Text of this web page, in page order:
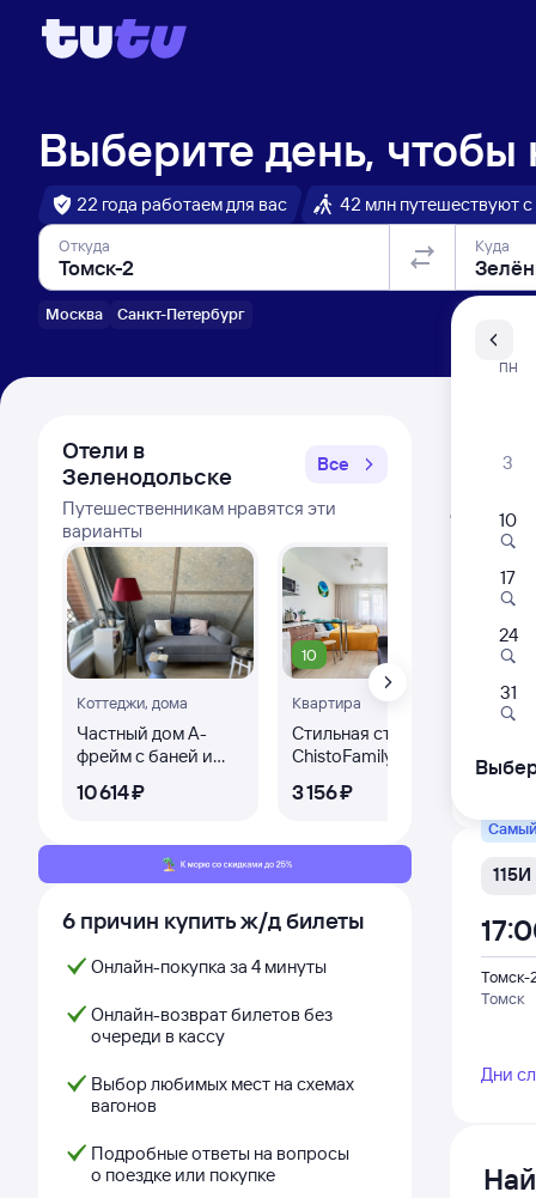
Выберите день, чтобы
22 года работаем для вас 42 млн путешествуют
Откуда
Москва Санкт-Петербург
Куда
Отели в
Зеленодольске
Все
Путешественникам нравятся эти
варианты
Коттеджи, дома
Частный дом А-
фрeйм с баней и
бaсceйном
10 ⁠614 ⁠₽
10
Квартира
Стильная студия
СhistoFamily
3 ⁠156 ⁠₽
40
6 причин купить ж/д билеты
Онлайн-покупка за 4 минуты
Онлайн-возврат билетов без
очереди в кассу
Выбор любимых мест на схемах
вагонов
Подробные ответы на вопросы
о поездке или покупке
Открыта
115Н
Томск-2
Томск
17:00
Дни
115И
Томск-
Томск
Дни
ПН
3
10
17
24
31